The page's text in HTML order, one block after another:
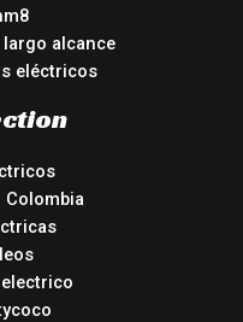
alcance
eléctricos
Colombia